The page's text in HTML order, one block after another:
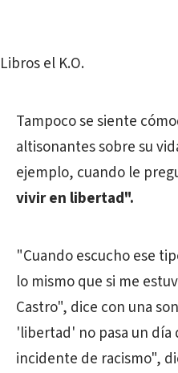
Libros el K.O.
Tampoco se siente
altisonantes sobre su
ejemplo, cuando le
vivir en libertad".
"Cuando escucho ese
lo mismo que si me
Castro", dice con una
'libertad' no pasa un día
incidente de racismo",